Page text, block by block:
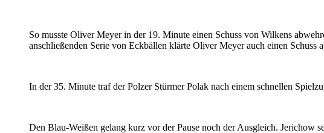
So musste Oliver Meyer in der 19. Minute einen Schuss von Wilkens
anschließenden Serie von Eckbällen klärte Oliver Meyer auch einen Schuss
In der 35. Minute traf der Polzer Stürmer Polak nach einem schnellen
Den Blau-Weißen gelang kurz vor der Pause noch der Ausgleich. Jerichow